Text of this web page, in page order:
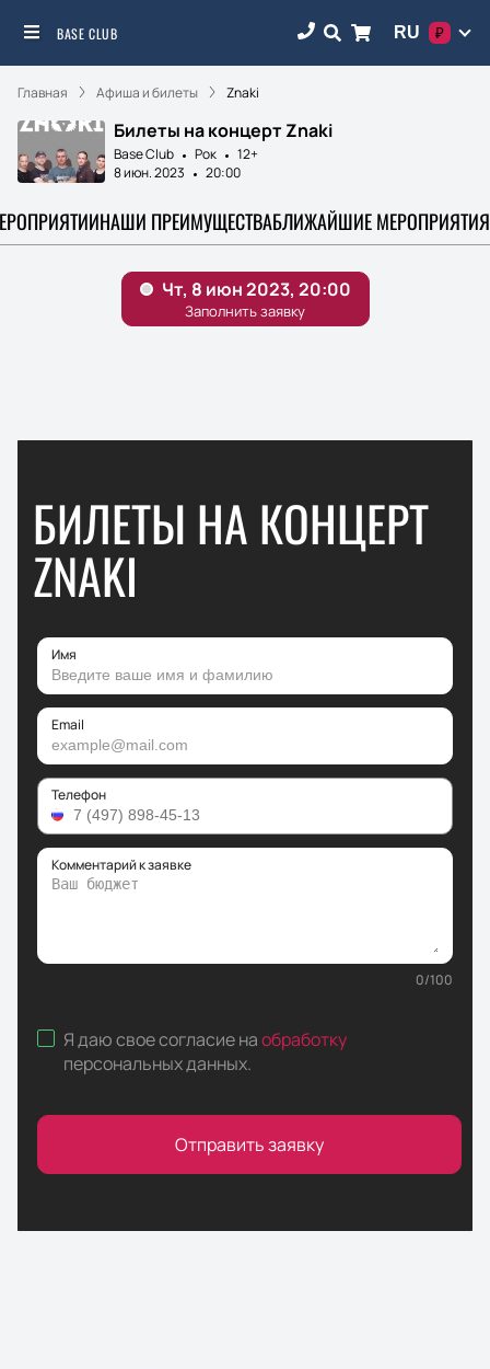
BASE CLUB RU ₽
Главная Афиша и билеты Znaki
Билеты на концерт Znaki
Base Club Рок
12+
8 июн. 2023
20:00
НАШИ ПРЕИМУЩЕСТВАБЛИЖАЙШИЕ МЕРОПРИЯТИЯ
БИЛЕТЫ НА КОНЦЕРТ
ZNAKI
Имя
Email
Телефон
Комментарий к заявке
0/100
Я даю свое согласие наобработку
персональных данных.
Отправить заявку